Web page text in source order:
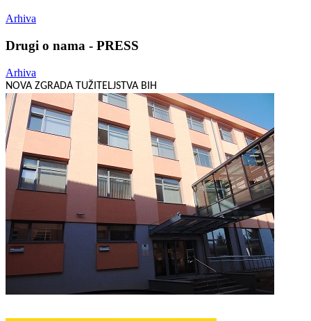
Arhiva
Drugi o nama - PRESS
Arhiva
NOVA ZGRADA TUŽITELJSTVA BIH